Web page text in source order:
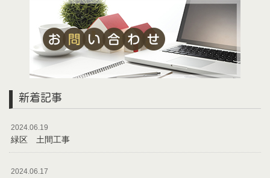
新着記事
2024.06.19
緑区 土間工事
2024.06.17